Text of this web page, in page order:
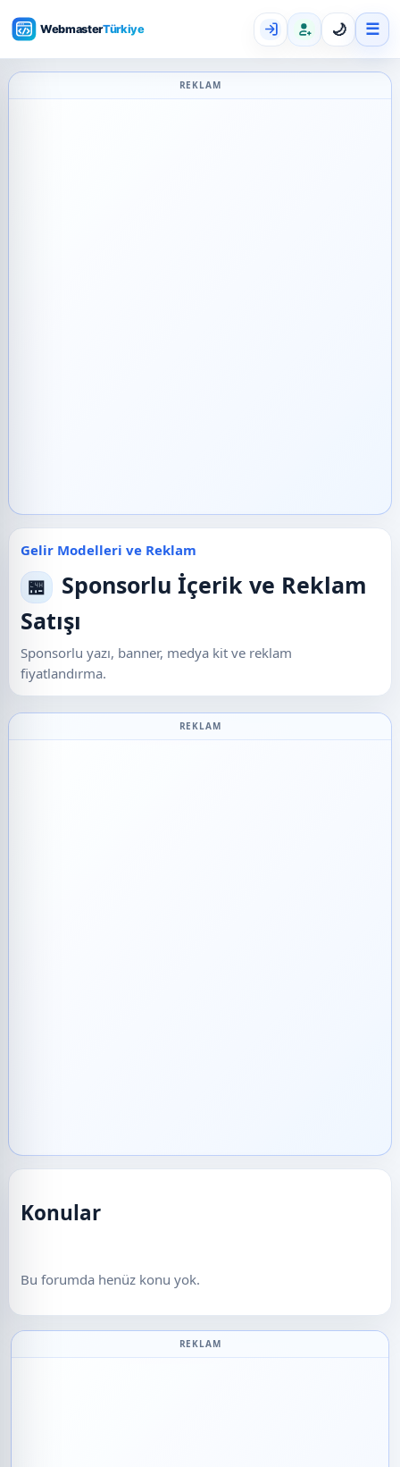
🌙 ☰
REKLAM
Gelir Modelleri ve Reklam
🏪
Sponsorlu İçerik ve Reklam
Satışı
Sponsorlu yazı, banner, medya kit ve reklam
fiyatlandırma.
REKLAM
Konular
Bu forumda henüz konu yok.
REKLAM